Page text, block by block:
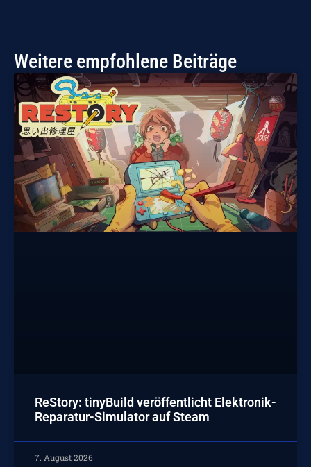
Weitere empfohlene Beiträge
ReStory: tinyBuild veröffentlicht Elektronik-
Reparatur-Simulator auf Steam
7. August 2026